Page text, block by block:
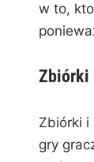
w to,
Zbiórki
Zbiórki i
gry